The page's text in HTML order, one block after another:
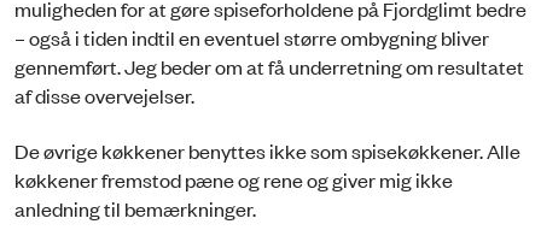
muligheden for at gøre spiseforholdene på Fjordglimt bedre
– også i tiden indtil en eventuel større ombygning bliver
gennemført. Jeg beder om at få underretning om resultatet
af disse overvejelser.
De øvrige køkkener benyttes ikke som spisekøkkener. Alle
køkkener fremstod pæne og rene og giver mig ikke
anledning til bemærkninger.